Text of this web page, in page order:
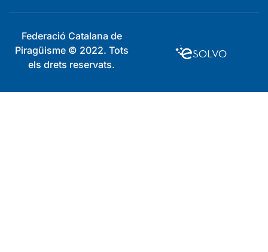
Federació Catalana de
Piragüisme © 2022. Tots
els drets reservats.